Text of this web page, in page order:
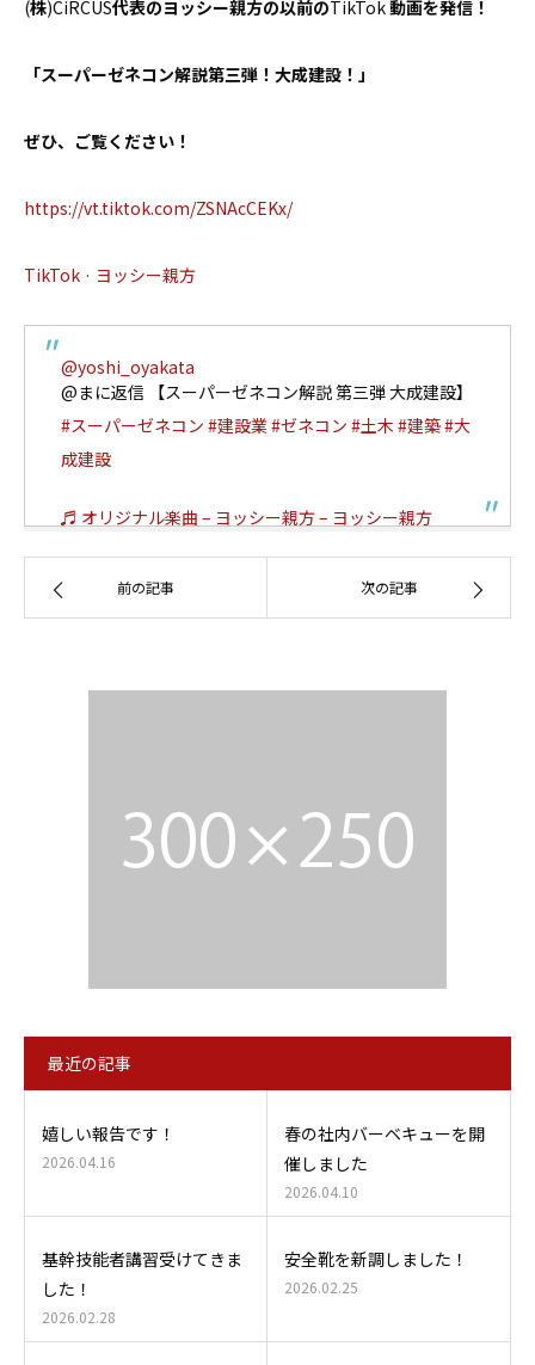
(株)CiRCUS代表のヨッシー親方の以前のTikTok動画を発信！
「スーパーゼネコン解説第三弾！大成建設！」
ぜひ、ご覧ください！
https://vt.tiktok.com/ZSNAcCEKx/
TikTok · ヨッシー親方
@yoshi_oyakata
@まに返信 【スーパーゼネコン解説 第三弾 大成建設】
#スーパーゼネコン #建設業#ゼネコン #土木 #建築#大
成建設
♬ オリジナル楽曲 – ヨッシー親方 – ヨッシー親方
前の記事 次の記事
最近の記事
嬉しい報告です！
2026.04.16
春の社内バーベキューを開
催しました
2026.04.10
基幹技能者講習受けてきま
した！
2026.02.28
安全靴を新調しました！
2026.02.25